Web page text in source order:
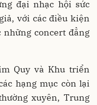
đại nhạc hội sức
với các điều kiện
những concert đẳng
Quy và Khu triển
hạng mục còn lại
xuyên, Trung